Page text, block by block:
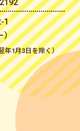
1
）
年1月3日を除く）